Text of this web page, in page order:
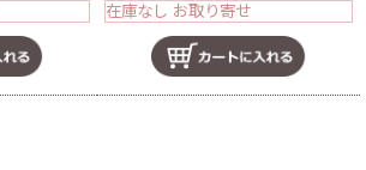
在庫なし お取り寄せ